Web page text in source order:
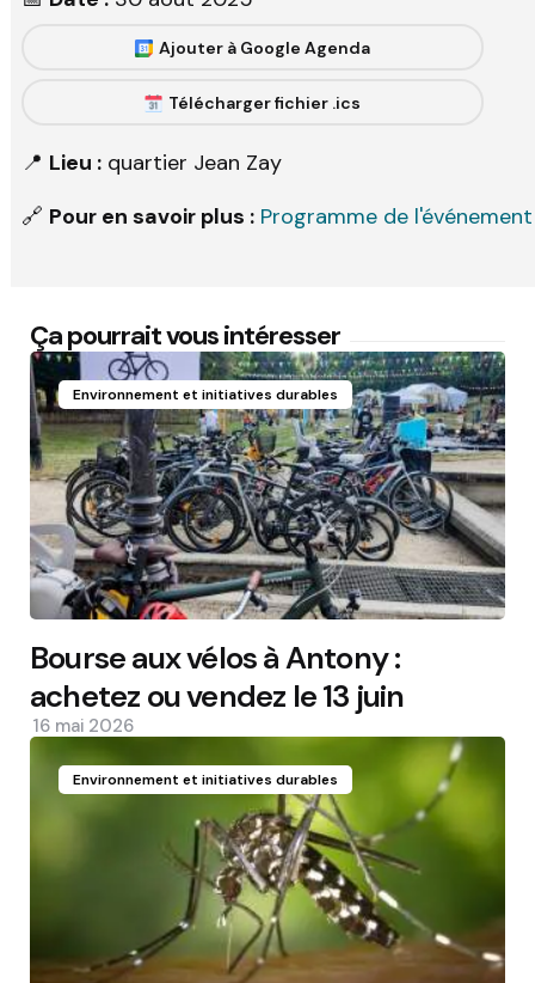
Ajouter à Google Agenda
Télécharger fichier .ics
📍 Lieu : quartier Jean Zay
🔗 Pour en savoir plus : Programme de l'événement
Ça pourrait vous intéresser
Environnement et initiatives durables
Bourse aux vélos à Antony :
achetez ou vendez le 13 juin
16 mai 2026
Environnement et initiatives durables